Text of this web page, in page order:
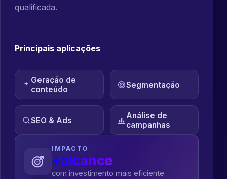
qualificada.
Principais aplicações
Geração de
conteúdo
Segmentação
SEO & Ads
Análise de
campanhas
IMPACTO
+alcance
com investimento mais eficiente